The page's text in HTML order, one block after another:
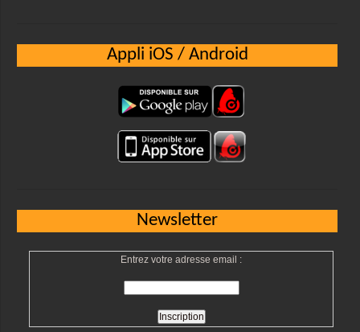
Appli iOS / Android
Newsletter
Entrez votre adresse email :